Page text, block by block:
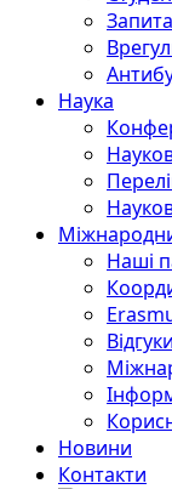
Наука
Наші
Новини
Контакти